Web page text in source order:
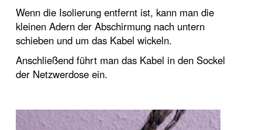
Wenn die Isolierung entfernt ist, kann man die
kleinen Adern der Abschirmung nach untern
schieben und um das Kabel wickeln.
Anschließend führt man das Kabel in den Sockel
der Netzwerdose ein.